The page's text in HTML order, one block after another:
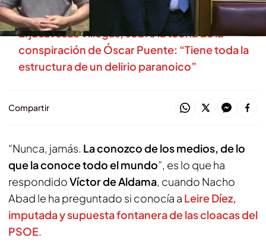
marquita y luego se lo digo”
El juez Jesús Villegas, sobre la teoría de la
conspiración de Óscar Puente: “Tiene toda la
estructura de un delirio paranoico”
Compartir
“Nunca, jamás. La conozco de los medios, de lo
que la conoce todo el mundo”, es lo que ha
respondidoVíctor de Aldama, cuando Nacho
Abad le ha preguntado si conocía a Leire Díez,
imputada y supuesta fontanera de las cloacas del
PSOE.